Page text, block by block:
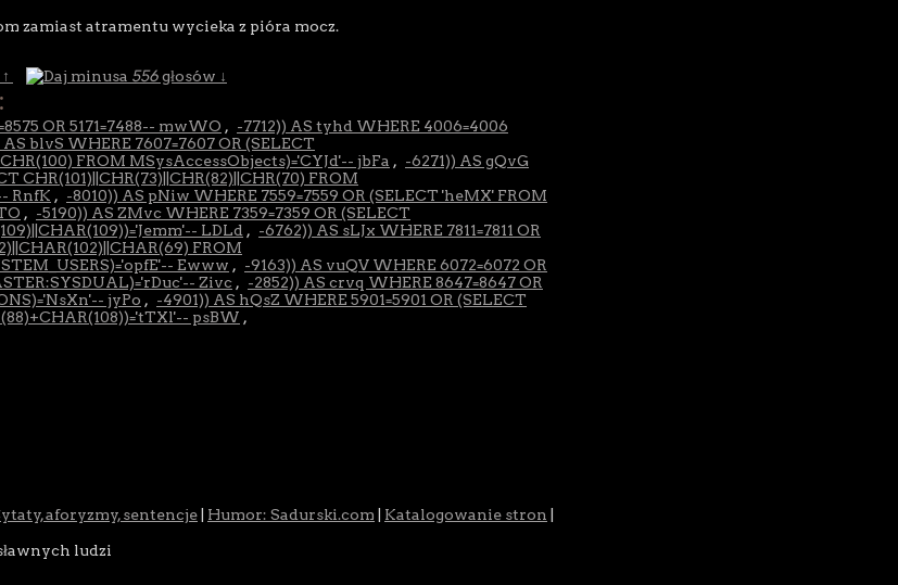
zamiast atramentu wycieka z pióra mocz.
556głosów ↓
OR 5171=7488-- mwWO , -7712)) AS tyhd WHERE 4006=4006
AS blvS WHERE 7607=7607 OR (SELECT
FROM MSysAccessObjects)='CYJd'-- jbFa , -6271)) AS gQvG
CHR(101)||CHR(73)||CHR(82)||CHR(70) FROM
RnfK , -8010)) AS pNiw WHERE 7559=7559 OR (SELECT 'heMX' FROM
, -5190)) AS ZMvc WHERE 7359=7359 OR (SELECT
LDLd , -6762)) AS sLJx WHERE 7811=7811 OR
FROM
Ewww , -9163)) AS vuQV WHERE 6072=6072 OR
Zivc , -2852)) AS crvq WHERE 8647=8647 OR
jyPo , -4901)) AS hQsZ WHERE 5901=5901 OR (SELECT
psBW ,
aforyzmy, sentencje Humor: Sadurski.com Katalogowanie stron
ludzi